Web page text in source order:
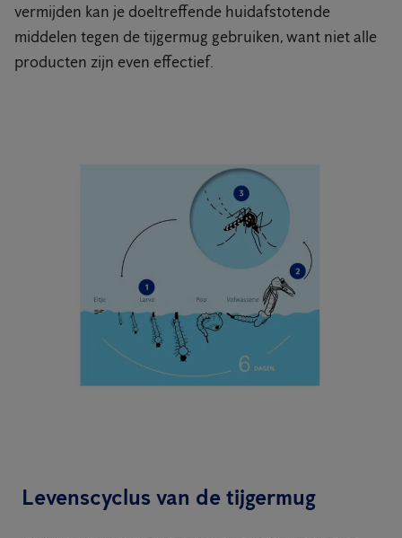
vermijden kan je doeltreffende huidafstotende
middelen tegen de tijgermug gebruiken, want niet alle
producten zijn even effectief.
Levenscyclus van de tijgermug